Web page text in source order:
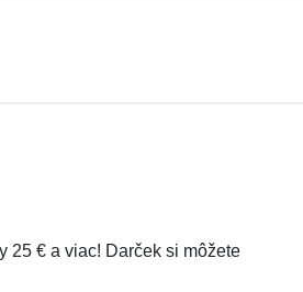
25 € a viac! Darček si môžete